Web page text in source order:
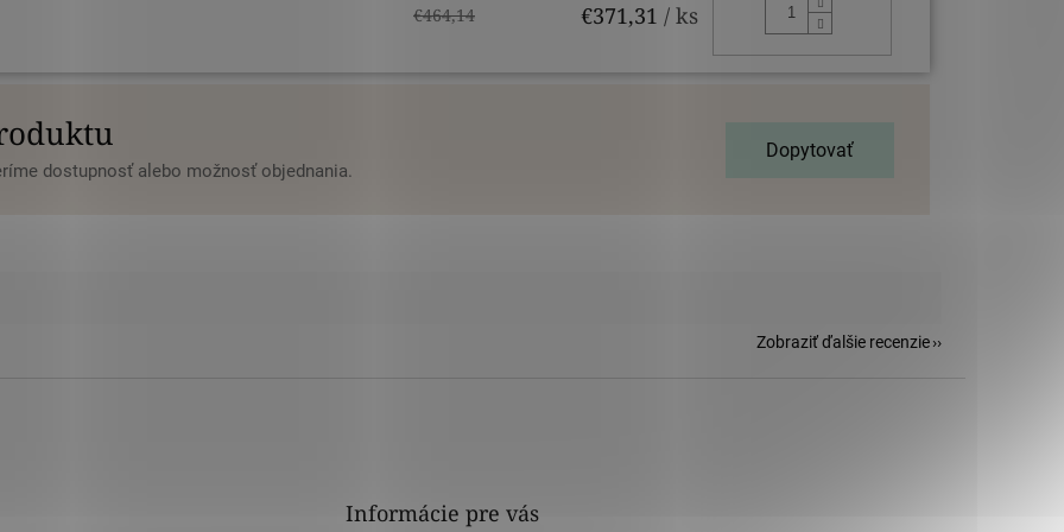
€464,14 €371,31 / ks
dostupnosť alebo možnosť objednania.
Dopytovať
Zobraziť ďalšie recenzie
Informácie pre vás